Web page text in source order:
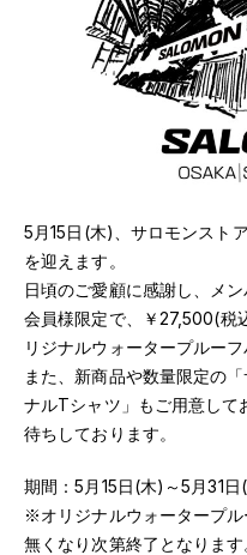
5月15日(木)、サロモンスト
を迎えます。
日頃のご愛顧に感謝し、メ
会員様限定で、￥27,500(税
リジナルウォータープルー
また、新商品や数量限定の
ナルTシャツ」もご用意して
待ちしております。
期間：5月15日(木)～5月31日
※オリジナルウォータープ
無くなり次第終了となります